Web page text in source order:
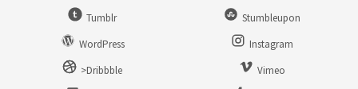
Tumblr
Stumbleupon
WordPress
Instagram
>Dribbble
Vimeo